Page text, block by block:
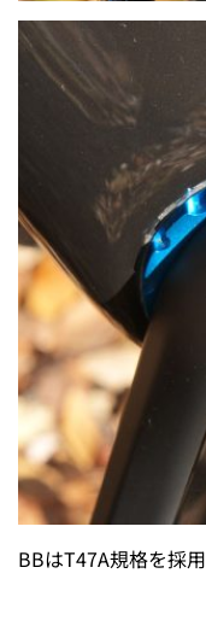
BBはT47A規格を採用